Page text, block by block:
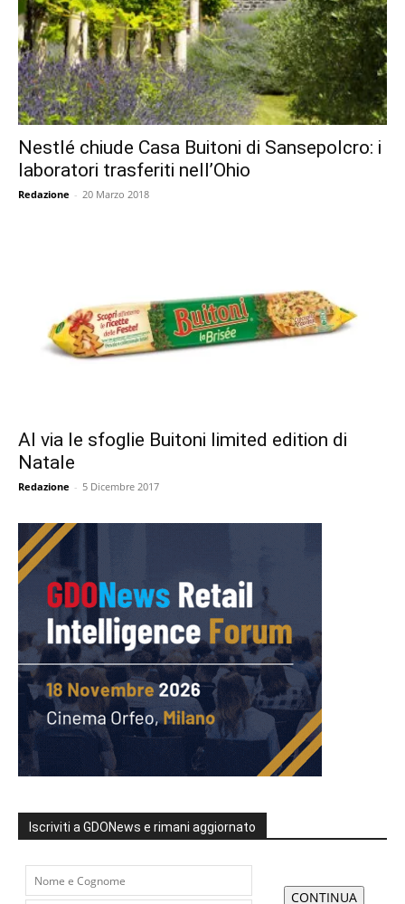
Nestlé chiude Casa Buitoni di Sansepolcro: i
laboratori trasferiti nell’Ohio
Redazione - 20 Marzo 2018
Al via le sfoglie Buitoni limited edition di
Natale
Redazione - 5 Dicembre 2017
Iscriviti a GDONews e rimani aggiornato